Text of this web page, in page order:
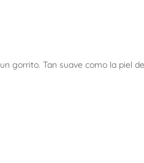
gorrito. Tan suave como la piel